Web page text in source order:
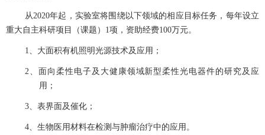
从 2020年起，实验室将围绕以下领域的相应目标任务，每年设立
重大自主科研项目（课题） 1 项，资助经费100万元。
1、 大面积有机照明光源技术及应用；
2、 面向柔性电子及大健康领域新型柔性光电器件的研究及应
用；
3、 表界面及催化；
4、 生物医用材料在检测与肿瘤治疗中的应用。